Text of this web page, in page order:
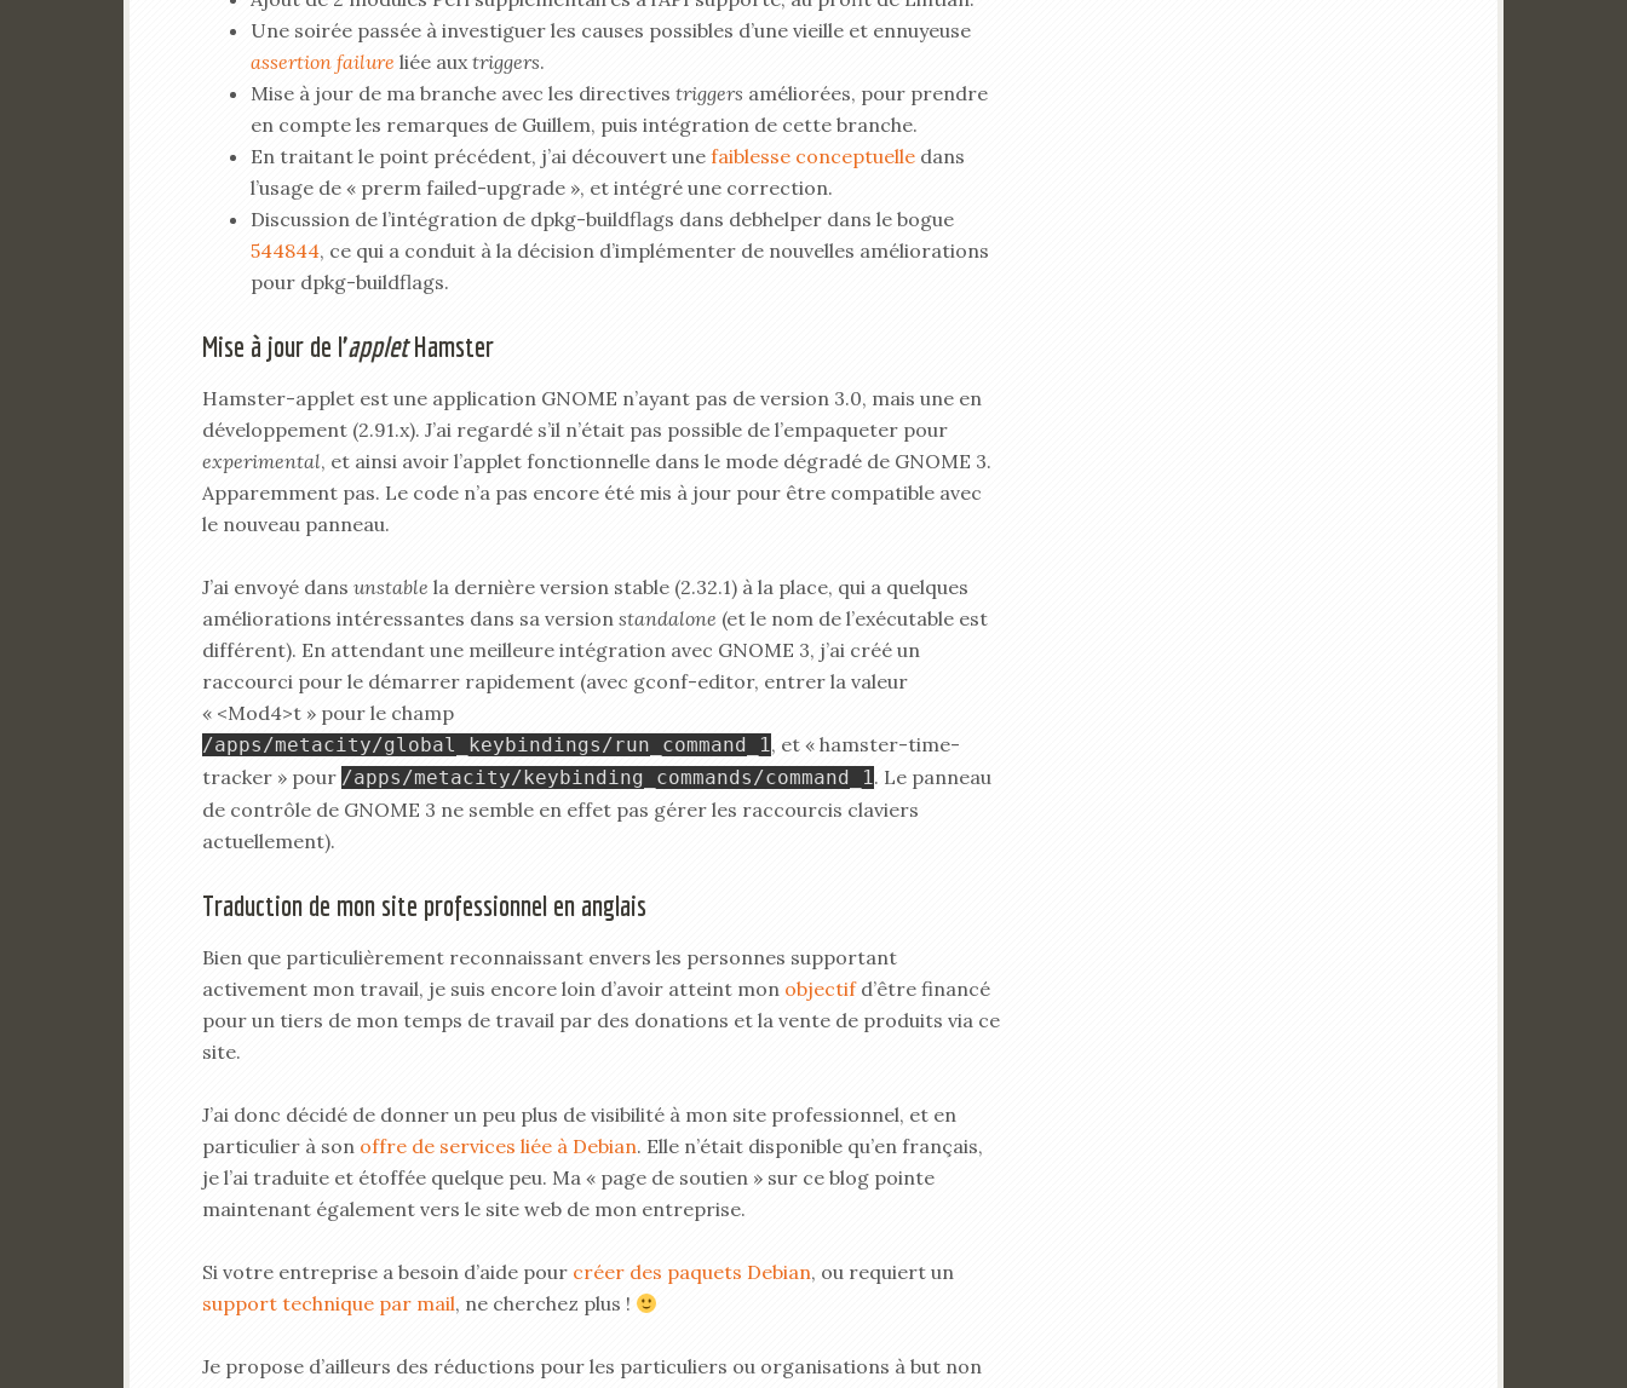
Une soirée passée à investiguer les causes possibles d’une vieille et ennuyeuse
assertion failure liée auxtriggers.
Mise à jour de ma branche avec les directives triggers améliorées, pour prendre
en compte les remarques de Guillem, puis intégration de cette branche.
En traitant le point précédent, j’ai découvert une faiblesse conceptuelle dans
l’usage de « prerm failed-upgrade », et intégré une correction.
Discussion de l’intégration de dpkg-buildflags dans debhelper dans le bogue
544844, ce qui a conduit à la décision d’implémenter de nouvelles améliorations
pour dpkg-buildflags.
Mise à jour de l’appletHamster
Hamster-applet est une application GNOME n’ayant pas de version 3.0, mais une en
développement (2.91.x). J’ai regardé s’il n’était pas possible de l’empaqueter pour
experimental, et ainsi avoir l’applet fonctionnelle dans le mode dégradé de GNOME 3.
Apparemment pas. Le code n’a pas encore été mis à jour pour être compatible avec
le nouveau panneau.
J’ai envoyé dans unstable la dernière version stable (2.32.1) à la place, qui a quelques
améliorations intéressantes dans sa version standalone (et le nom de l’exécutable est
différent). En attendant une meilleure intégration avec GNOME 3, j’ai créé un
raccourci pour le démarrer rapidement (avec gconf-editor, entrer la valeur
« <Mod4>t » pour le champ
/apps/metacity/global_keybindings/run_command_1, et « hamster-time-
tracker » pour /apps/metacity/keybinding_commands/command_1. Le panneau
de contrôle de GNOME 3 ne semble en effet pas gérer les raccourcis claviers
actuellement).
Traduction de mon site professionnel en anglais
Bien que particulièrement reconnaissant envers les personnes supportant
activement mon travail, je suis encore loin d’avoir atteint mon objectifd’être financé
pour un tiers de mon temps de travail par des donations et la vente de produits via ce
site.
J’ai donc décidé de donner un peu plus de visibilité à mon site professionnel, et en
particulier à son offre de services liée à Debian. Elle n’était disponible qu’en français,
je l’ai traduite et étoffée quelque peu. Ma « page de soutien » sur ce blog pointe
maintenant également vers le site web de mon entreprise.
Si votre entreprise a besoin d’aide pour créer des paquets Debian, ou requiert un
support technique par mail, ne cherchez plus !
Je propose d’ailleurs des réductions pour les particuliers ou organisations à but non